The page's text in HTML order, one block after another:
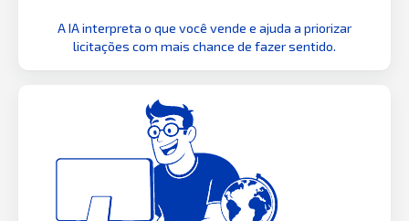
A IA interpreta o que você vende e ajuda a priorizar
licitações com mais chance de fazer sentido.